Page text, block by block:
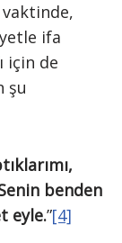
ifa
için de
şu
benden
eyle.”[4]